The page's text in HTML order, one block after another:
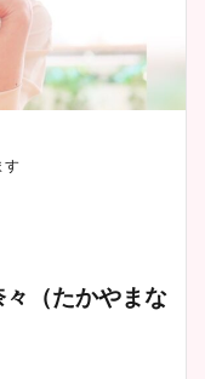
す
々（たかやまな